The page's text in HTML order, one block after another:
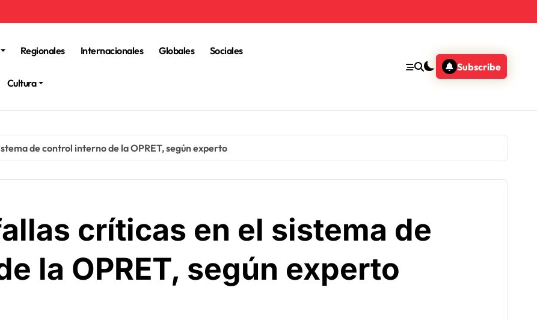
Regionales Internacionales Globales Sociales
Cultura
Subscribe
de control interno de la OPRET, según experto
críticas en el sistema de
la OPRET, según experto